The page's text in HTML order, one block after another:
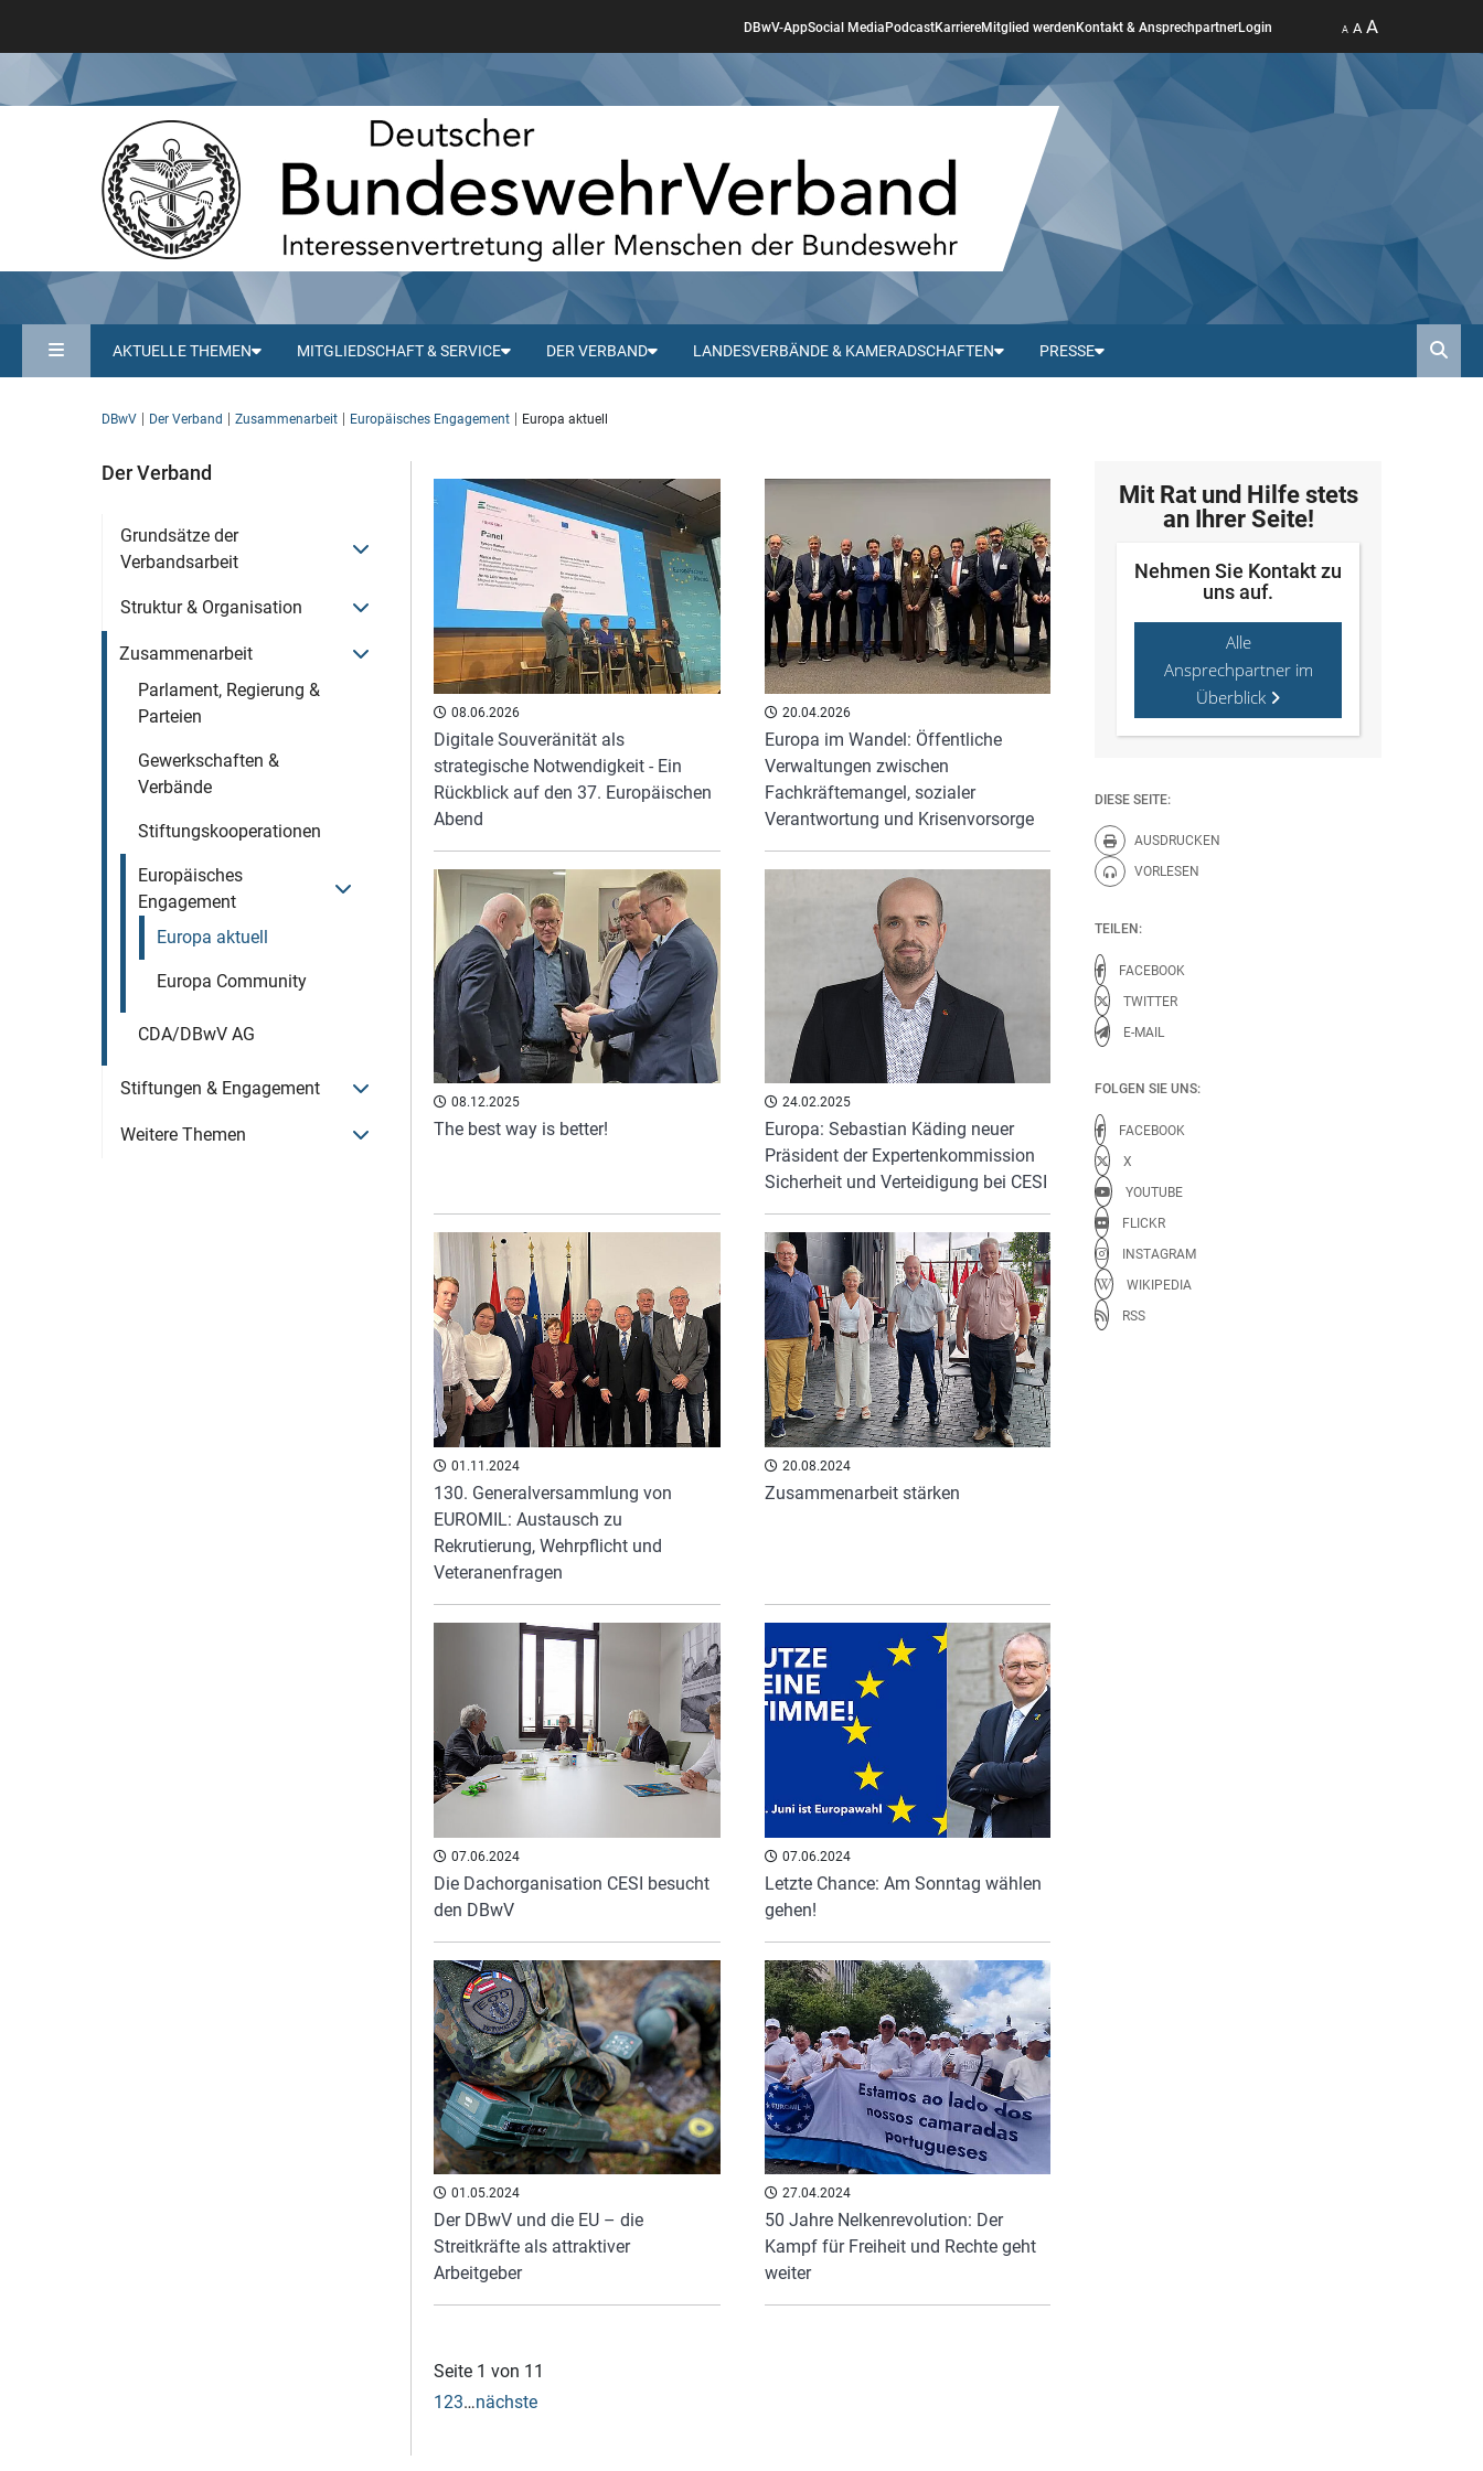
DBwV-AppSocial Media PodcastKarriereMitglied werden Kontakt & AnsprechpartnerLogin A A A
AKTUELLE THEMEN MITGLIEDSCHAFT & SERVICE DER VERBAND LANDESVERBÄNDE & KAMERADSCHAFTEN PRESSE
DBwV Der Verband Zusammenarbeit Europäisches Engagement Europa aktuell
Der Verband
Grundsätze der
Verbandsarbeit
Menü öffnen
Struktur & Organisation Menü öffnen
Zusammenarbeit
Menü öffnen
Parlament, Regierung &
Parteien
Gewerkschaften &
Verbände
Stiftungskooperationen
Europäisches
Engagement
Menü öffnen
Europa aktuell
Europa Community
CDA/DBwV AG
Stiftungen & Engagement Menü öffnen
Weitere Themen Menü öffnen
08.06.2026
Digitale Souveränität als
strategische Notwendigkeit - Ein
Rückblick auf den 37. Europäischen
Abend
20.04.2026
Europa im Wandel: Öffentliche
Verwaltungen zwischen
Fachkräftemangel, sozialer
Verantwortung und Krisenvorsorge
08.12.2025
The best way is better!
24.02.2025
Europa: Sebastian Käding neuer
Präsident der Expertenkommission
Sicherheit und Verteidigung bei CESI
01.11.2024
130. Generalversammlung von
EUROMIL: Austausch zu
Rekrutierung, Wehrpflicht und
Veteranenfragen
20.08.2024
Zusammenarbeit stärken
07.06.2024
Die Dachorganisation CESI besucht
den DBwV
07.06.2024
Letzte Chance: Am Sonntag wählen
gehen!
01.05.2024
Der DBwV und die EU – die
Streitkräfte als attraktiver
Arbeitgeber
27.04.2024
50 Jahre Nelkenrevolution: Der
Kampf für Freiheit und Rechte geht
weiter
Seite 1 von 11
123…nächste
Mit Rat und Hilfe stets
an Ihrer Seite!
Nehmen Sie Kontakt zu
uns auf.
Alle
Ansprechpartner im
Überblick
DIESE SEITE:
AUSDRUCKEN
Diese Seite drucken.
VORLESEN
Diese Seite vorlesen.
TEILEN:
FACEBOOK
TWITTER
E-MAIL
FOLGEN SIE UNS:
FACEBOOK
X
YOUTUBE
FLICKR
INSTAGRAM
WIKIPEDIA
RSS